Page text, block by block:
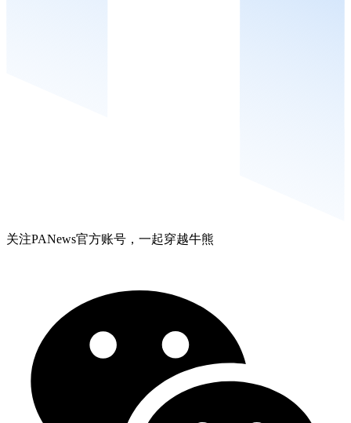
关注PANews官方账号，一起穿越牛熊